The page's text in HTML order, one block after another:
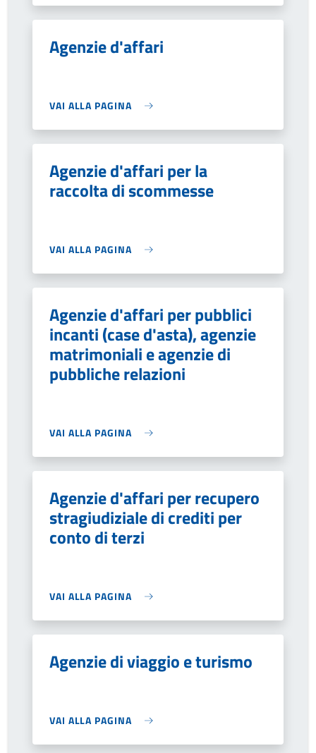
Agenzie d'affari
VAI ALLA PAGINA
Agenzie d'affari per la
raccolta di scommesse
VAI ALLA PAGINA
Agenzie d'affari per pubblici
incanti (case d'asta), agenzie
matrimoniali e agenzie di
pubbliche relazioni
VAI ALLA PAGINA
Agenzie d'affari per recupero
stragiudiziale di crediti per
conto di terzi
VAI ALLA PAGINA
Agenzie di viaggio e turismo
VAI ALLA PAGINA